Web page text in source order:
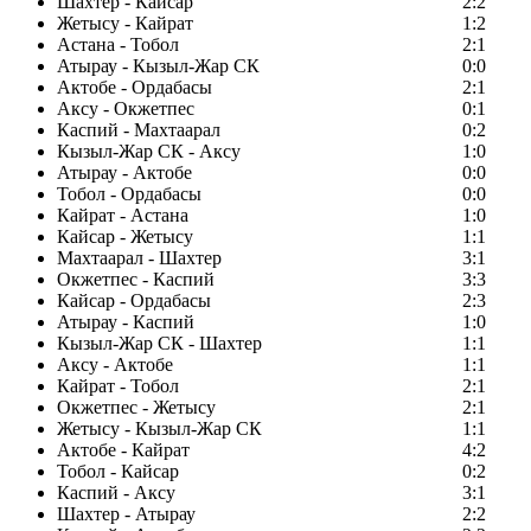
Жетысу - Кайрат
1:2
Астана - Тобол
2:1
Атырау - Кызыл-Жар СК
0:0
Актобе - Ордабасы
2:1
Аксу - Окжетпес
0:1
Каспий - Махтаарал
0:2
Кызыл-Жар СК - Аксу
1:0
Атырау - Актобе
0:0
Тобол - Ордабасы
0:0
Кайрат - Астана
1:0
Кайсар - Жетысу
1:1
Махтаарал - Шахтер
3:1
Окжетпес - Каспий
3:3
Кайсар - Ордабасы
2:3
Атырау - Каспий
1:0
Кызыл-Жар СК - Шахтер
1:1
Аксу - Актобе
1:1
Кайрат - Тобол
2:1
Окжетпес - Жетысу
2:1
Жетысу - Кызыл-Жар СК
1:1
Актобе - Кайрат
4:2
Тобол - Кайсар
0:2
Каспий - Аксу
3:1
Шахтер - Атырау
2:2